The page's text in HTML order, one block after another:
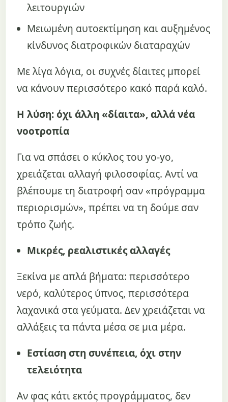
λειτουργιών
Μειωμένη αυτοεκτίμηση και αυξημένος
κίνδυνος διατροφικών διαταραχών
Με λίγα λόγια, οι συχνές δίαιτες μπορεί
να κάνουν περισσότερο κακό παρά καλό.
Η λύση: όχι άλλη «δίαιτα», αλλά νέα
νοοτροπία
Για να σπάσει ο κύκλος του yo-yo,
χρειάζεται αλλαγή φιλοσοφίας. Αντί να
βλέπουμε τη διατροφή σαν «πρόγραμμα
περιορισμών», πρέπει να τη δούμε σαν
τρόπο ζωής.
Μικρές, ρεαλιστικές αλλαγές
Ξεκίνα με απλά βήματα: περισσότερο
νερό, καλύτερος ύπνος, περισσότερα
λαχανικά στα γεύματα. Δεν χρειάζεται να
αλλάξεις τα πάντα μέσα σε μια μέρα.
Εστίαση στη συνέπεια, όχι στην
τελειότητα
Αν φας κάτι εκτός προγράμματος, δεν